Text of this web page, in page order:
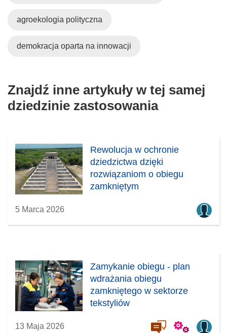
agroekologia polityczna
demokracja oparta na innowacji
Znajdź inne artykuły w tej samej
dziedzinie zastosowania
Rewolucja w ochronie
dziedzictwa dzięki
rozwiązaniom o obiegu
zamkniętym
5 Marca 2026
Zamykanie obiegu - plan
wdrażania obiegu
zamkniętego w sektorze
tekstyliów
13 Maja 2026